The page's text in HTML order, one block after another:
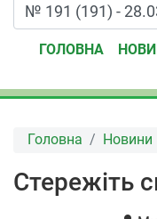
ГОЛОВНА
Головна Новини
Стережіть